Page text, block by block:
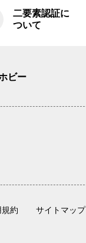
二要素認証に
ついて
ビー
約 サイトマップ